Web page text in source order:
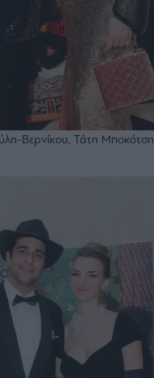
Βερνίκου, Τάτη Μποκότση